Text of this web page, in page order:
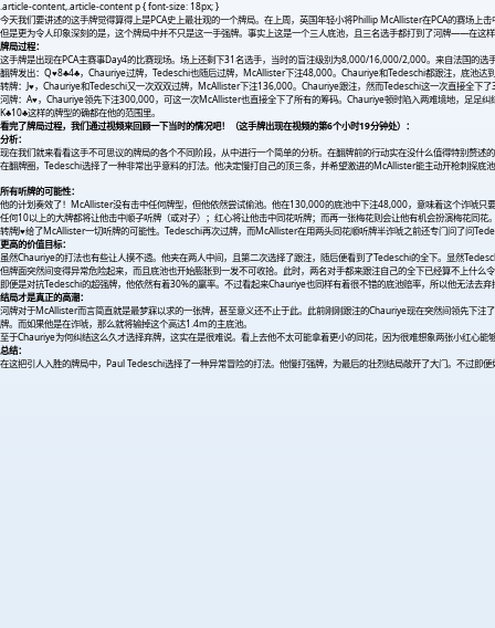
.article-content,.article-content p { font-size: 18px; }
今天我们要讲述的这手牌觉得算得上是PCA史上最壮观的一个牌局。在上周，英国年轻小将Phillip McAllister在PCA的赛场上
但是更为令人印象深刻的是，这个牌局中并不只是这一手强牌。事实上这是一个三人底池，且三名选手都打到了河牌——在这
牌局过程：
这手牌是出现在PCA主赛事Day4的比赛现场。场上还剩下31名选手，当时的盲注级别为8,000/16,000/2,000。来自法国
翻牌发出：Q♥8♣4♣，Chauriye过牌，Tedeschi也随后过牌，McAllister下注48,000。Chauriye和Tedeschi都跟注，底池达
转牌：J♥，Chauriye和Tedeschi又一次双双过牌，McAllister下注136,000。Chauriye跟注，然而Tedeschi这一次直接全
河牌：A♥，Chauriye领先下注300,000，可这一次McAllister也直接全下了所有的筹码。Chauriye顿时陷入两难境地，足足
K♣10♣这样的牌型的确都在他的范围里。
看完了牌局过程，我们通过视频来回顾一下当时的情况吧！（这手牌出现在视频的第6个小时19分钟处）：
分析：
现在我们就来看看这手不可思议的牌局的各个不同阶段，从中进行一个简单的分析。在翻牌前的行动实在没什么值得特别
在翻牌圈，Tedeschi选择了一种非常出乎意料的打法。他决定慢打自己的顶三条，并希望激进的McAllister能主动开枪刺探底
所有听牌的可能性：
他的计划奏效了！McAllister没有击中任何牌型，但他依然尝试偷池。他在130,000的底池中下注48,000，意味着这个诈唬
任何10以上的大牌都将让他击中顺子听牌（或对子）；红心将让他击中同花听牌；而再一张梅花则会让他有机会扮演梅花
转牌J♥给了McAllister一切听牌的可能性。Tedeschi再次过牌，而McAllister在用两头同花顺听牌半诈唬之前还专门问了问
更高的价值目标：
虽然Chauriye的打法也有些让人摸不透。他夹在两人中间，且第二次选择了跟注，随后便看到了Tedeschi的全下。显然
但牌面突然间变得异常危险起来，而且底池也开始膨胀到一发不可收拾。此时，两名对手都来跟注自己的全下已经算不上
即便是对抗Tedeschi的超强牌，他依然有着30%的赢率。不过看起来Chauriye也同样有着很不错的底池赔率，所以他无法去
结局才是真正的高潮：
河牌对于McAllister而言简直就是最梦寐以求的一张牌，甚至意义还不止于此。此前刚刚跟注的Chauriye现在突然间领先下
牌。而如果他是在诈唬，那么就将输掉这个高达1.4m的主底池。
至于Chauriye为何纠结这么久才选择弃牌，这实在是很难说。看上去他不太可能拿着更小的同花，因为很难想象两张小红心
总结：
在这把引人入胜的牌局中，Paul Tedeschi选择了一种异常冒险的打法。他慢打强牌，为最后的壮烈结局敞开了大门。不过